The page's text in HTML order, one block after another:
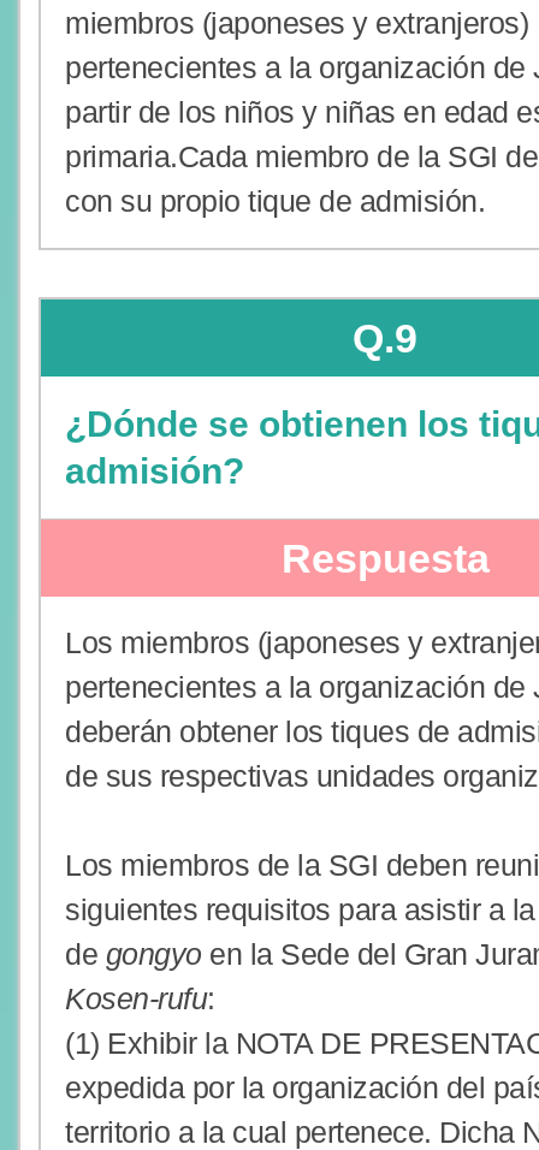
miembros (japoneses y extranjeros)
pertenecientes a la organización de
partir de los niños y niñas en edad
primaria.Cada miembro de la SGI
con su propio tique de admisión.
Q.9
¿Dónde se obtienen los
admisión?
Respuesta
Los miembros (japoneses y
pertenecientes a la organización de
deberán obtener los tiques de
de sus respectivas unidades
Los miembros de la SGI deben
siguientes requisitos para asistir a
de gongyo en la Sede del Gran
Kosen-rufu:
(1) Exhibir la NOTA DE
expedida por la organización del
territorio a la cual pertenece. Dicha